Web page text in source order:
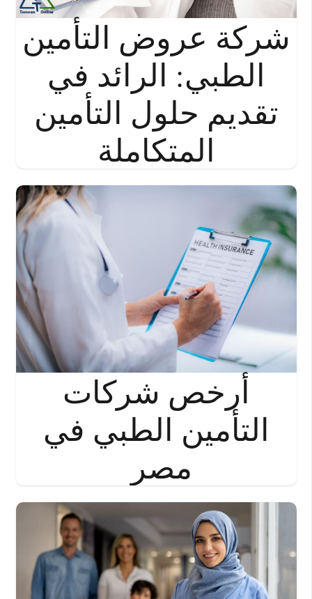
شركة عروض التأمين
الطبي: الرائد في
تقديم حلول التأمين
المتكاملة
أرخص شركات
التأمين الطبي في
مصر